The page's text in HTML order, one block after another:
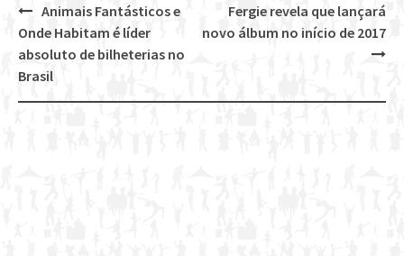
Post
navigation
Fergie revela que lançará
novo álbum no início de 2017
Animais Fantásticos e
Onde Habitam é líder
absoluto de bilheterias no
Brasil